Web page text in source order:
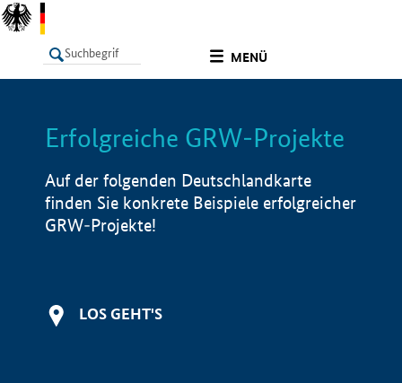
MENÜ
LISTE Info
Erfolgreiche GRW-Projekte
Auf der folgenden Deutschlandkarte
finden Sie konkrete Beispiele erfolgreicher
GRW-Projekte!
LOS GEHT'S